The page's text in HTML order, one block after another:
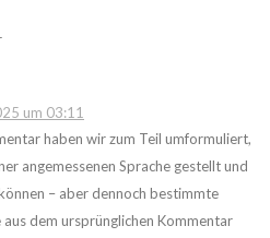
um 03:11
haben wir zum Teil umformuliert,
angemessenen Sprache gestellt und
– aber dennoch bestimmte
dem ursprünglichen Kommentar